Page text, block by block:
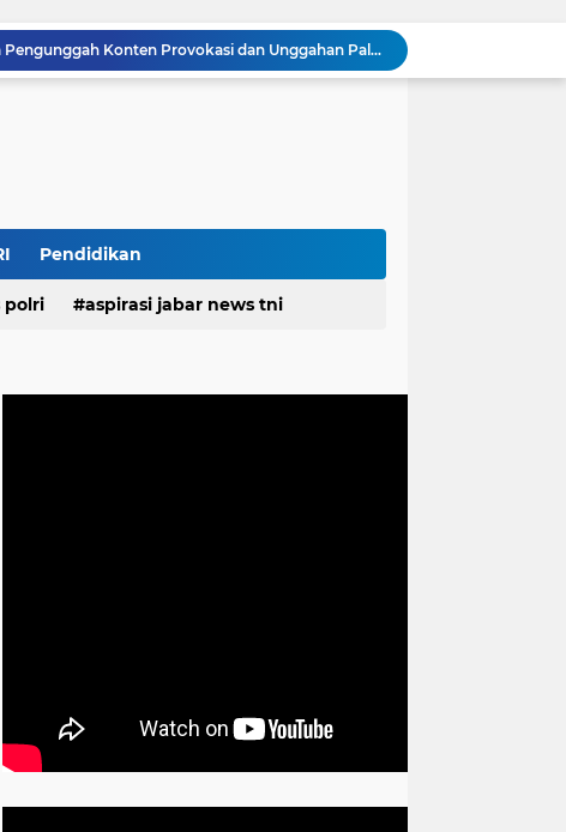
Polisi Tangkap 2 Pria Pengunggah Konten Provokasi dan Unggahan Palsu Soal Pemerintah di Threads
Baut dan Besi Bendung Rengrang Dicuri, Bupati : Jangan Main-main dengan Aset Negara yang Menyangkut Nyawa dan Ketahanan Pangan
Pendidikan
polri aspirasi jabar news tni